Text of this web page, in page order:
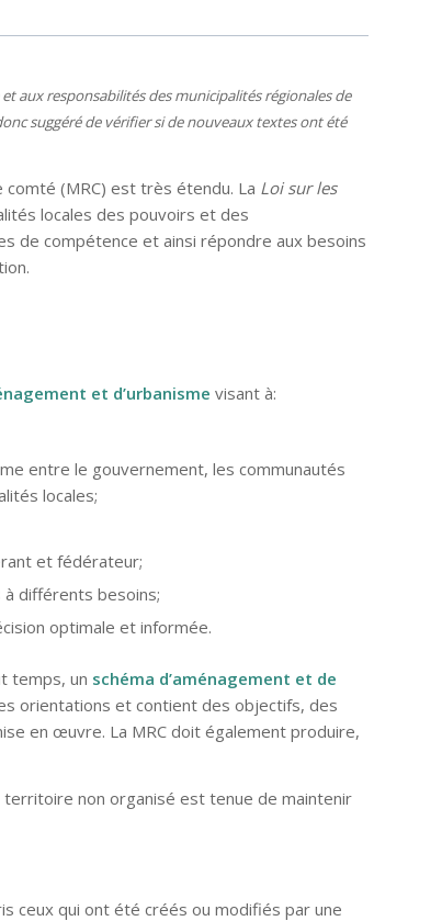
aux responsabilités desmunicipalités régionales de
suggéré de vérifier si de nouveaux textes ont été
(MRC) est très étendu. La Loi sur les
locales des pouvoirs et des
de compétence et ainsi répondre aux besoins
et d’urbanisme visant à:
entre le gouvernement, les communautés
locales;
et fédérateur;
différents besoins;
optimale et informée.
temps, un schéma d’aménagement et de
orientations et contient des objectifs, des
en œuvre. La MRC doit également produire,
territoire non organisé est tenue de maintenir
ceux qui ont été créés ou modifiés par une